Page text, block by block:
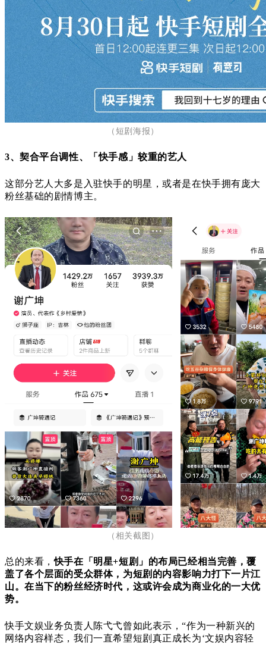
（短剧海报）
3、契合平台调性、「快手感」较重的艺人
这部分艺人大多是入驻快手的明星，或者是在快手拥有庞大
粉丝基础的剧情博主。
（相关截图）
总的来看，快手在「明星+短剧」的布局已经相当完善，覆
盖了各个层面的受众群体，为短剧的内容影响力打下一片江
山。在当下的粉丝经济时代，这或许会成为商业化的一大优
势。
快手文娱业务负责人陈弋弋曾如此表示，“作为一种新兴的
网络内容样态，我们一直希望短剧真正成长为‘文娱内容轻